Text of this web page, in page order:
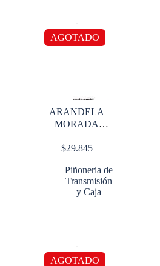
AGOTADO
ARANDELA
MORADA
14715
$29.845
Piñoneria de
Transmisión
y Caja
AGOTADO